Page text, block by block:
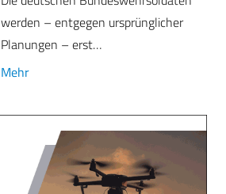
werden – entgegen ursprünglicher
Planungen – erst…
Mehr